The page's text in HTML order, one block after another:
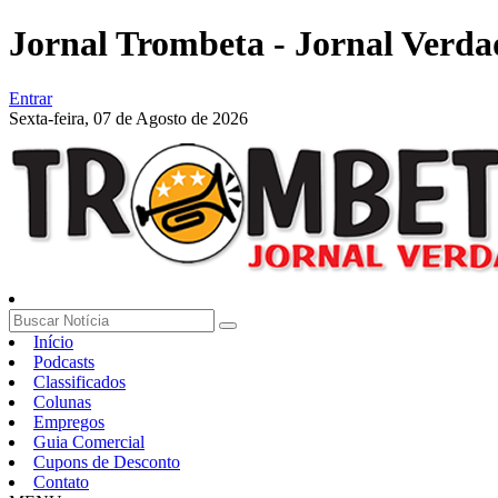
Jornal Trombeta - Jornal
Entrar
Sexta-feira, 07 de Agosto de 2026
Início
Podcasts
Classificados
Colunas
Empregos
Guia Comercial
Cupons de Desconto
Contato